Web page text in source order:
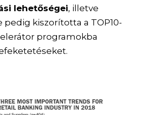
lehetőségei, illetve
pedig kiszorította a TOP10-
programokba